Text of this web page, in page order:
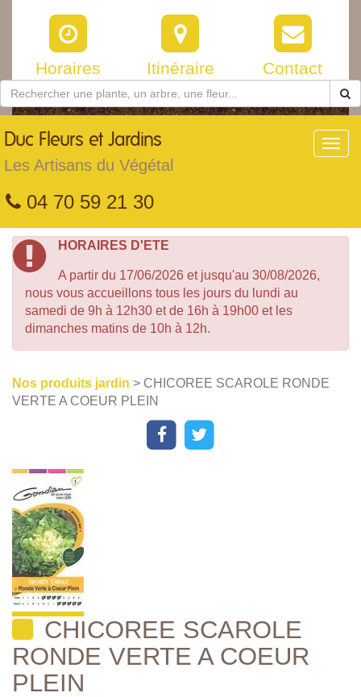
Horaires Itinéraire Contact
Duc Fleurs et Jardins
Les Artisans du Végétal
04 70 59 21 30
HORAIRES D'ETE
A partir du 17/06/2026 et jusqu'au 30/08/2026,
nous vous accueillons tous les jours du lundi au
samedi de 9h à 12h30 et de 16h à 19h00 et les
dimanches matins de 10h à 12h.
Nos produits jardin > CHICOREE SCAROLE RONDE
VERTE A COEUR PLEIN
CHICOREE SCAROLE
RONDE VERTE A COEUR
PLEIN